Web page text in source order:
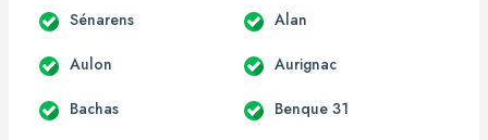
Sénarens Alan
Aulon Aurignac
Bachas Benque 31